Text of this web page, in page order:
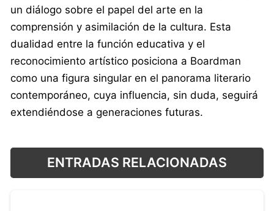
un diálogo sobre el papel del arte en la
comprensión y asimilación de la cultura. Esta
dualidad entre la función educativa y el
reconocimiento artístico posiciona a Boardman
como una figura singular en el panorama literario
contemporáneo, cuya influencia, sin duda, seguirá
extendiéndose a generaciones futuras.
ENTRADAS RELACIONADAS